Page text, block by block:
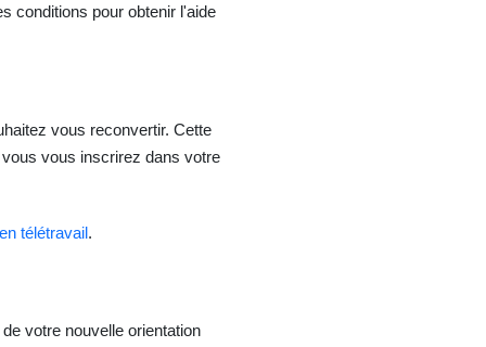
conditions pour obtenir l'aide
vous reconvertir. Cette
vous inscrirez dans votre
télétravail.
votre nouvelle orientation